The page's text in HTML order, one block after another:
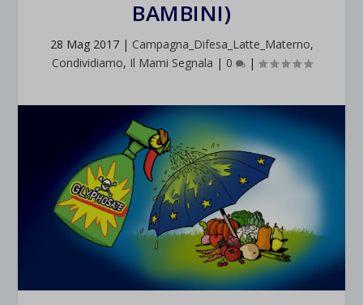
BAMBINI)
28 Mag 2017| Campagna_Difesa_Latte_Materno,
Condividiamo, Il Mami Segnala | 0 |